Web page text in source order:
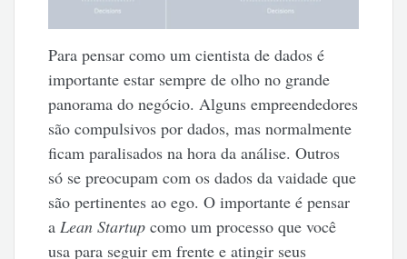
Para pensar como um cientista de dados é
importante estar sempre de olho no grande
panorama do negócio. Alguns empreendedores
são compulsivos por dados, mas normalmente
ficam paralisados na hora da análise. Outros
só se preocupam com os dados da vaidade que
são pertinentes ao ego. O importante é pensar
a Lean Startup como um processo que você
usa para seguir em frente e atingir seus